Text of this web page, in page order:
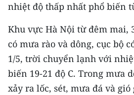
Media Pháp luật
Media Du lịch
Media Thế giới
Media Thể thao
nhiệt độ thấp nhất phổ biến
Khu vực Hà Nội từ đêm mai,
có mưa rào và dông, cục bộ
1/5, trời chuyển lạnh với
biến 19-21 độ C. Trong mưa
xảy ra lốc, sét, mưa đá và